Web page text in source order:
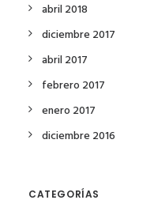
abril 2018
diciembre 2017
abril 2017
febrero 2017
enero 2017
diciembre 2016
CATEGORÍAS